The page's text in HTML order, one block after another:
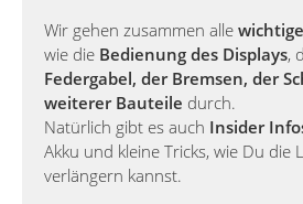
Wir gehen zusammen alle
wie die Bedienung des Displays,
Federgabel, der Bremsen, der
weiterer Bauteile durch.
Natürlich gibt es auch Insider
Akku und kleine Tricks, wie Du die
verlängern kannst.